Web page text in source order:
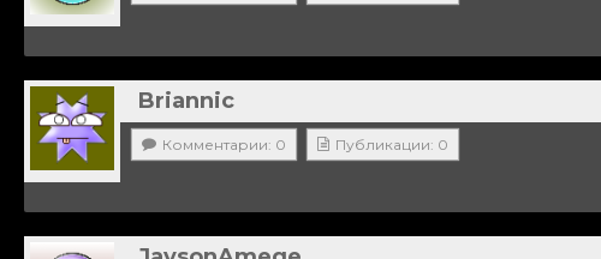
Briannic
Комментарии: 0 Публикации: 0